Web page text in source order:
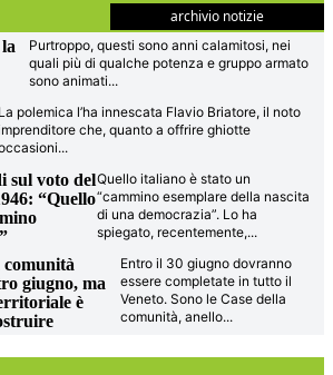
archivio notizie
Purtroppo, questi sono anni calamitosi, nei
quali più di qualche potenza e gruppo armato
sono animati...
La polemica l’ha innescata Flavio Briatore, il noto
che, quanto a offrire ghiotte
...
sul voto del
“Quello
Quello italiano è stato un
“cammino esemplare della nascita
di una democrazia”. Lo ha
spiegato, recentemente,...
comunità
giugno, ma
è
Entro il 30 giugno dovranno
essere completate in tutto il
Veneto. Sono le Case della
comunità, anello...